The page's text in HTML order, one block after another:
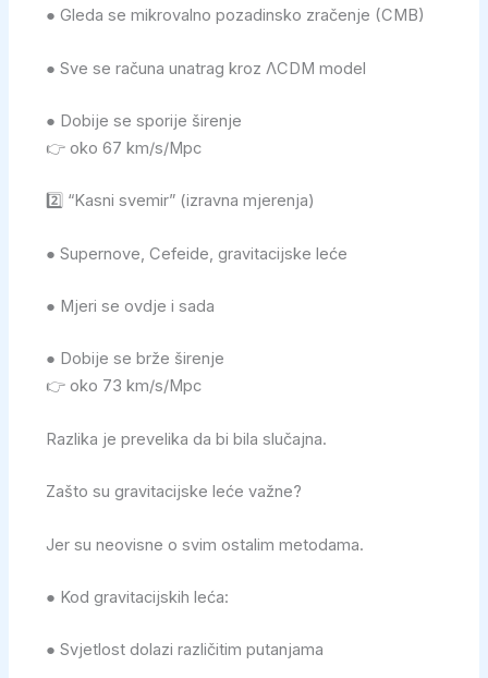
● Gleda se mikrovalno pozadinsko zračenje (CMB)
● Sve se računa unatrag kroz ΛCDM model
● Dobije se sporije širenje
👉 oko 67 km/s/Mpc
2️⃣ “Kasni svemir” (izravna mjerenja)
● Supernove, Cefeide, gravitacijske leće
● Mjeri se ovdje i sada
● Dobije se brže širenje
👉 oko 73 km/s/Mpc
Razlika je prevelika da bi bila slučajna.
Zašto su gravitacijske leće važne?
Jer su neovisne o svim ostalim metodama.
● Kod gravitacijskih leća:
● Svjetlost dolazi različitim putanjama